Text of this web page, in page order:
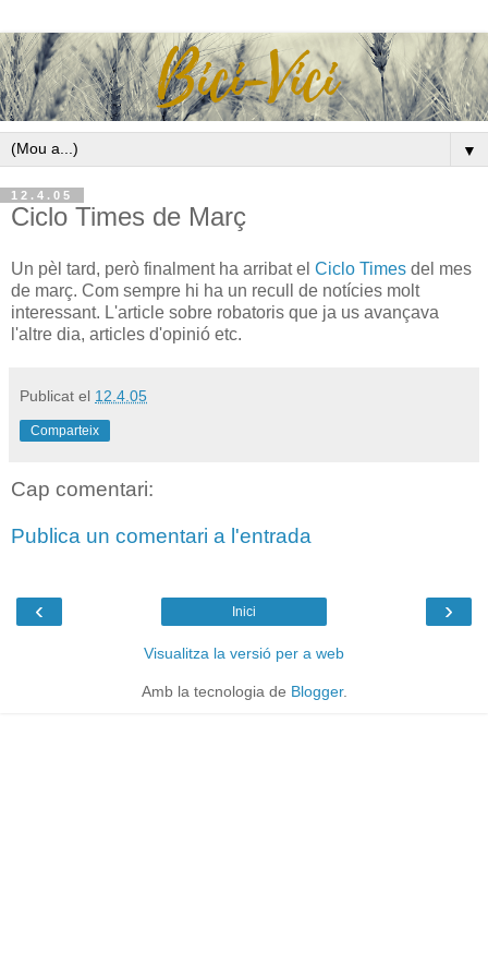
▼
12.4.05
Ciclo Times de Març
Un pèl tard, però finalment ha arribat el Ciclo Times del mes
de març. Com sempre hi ha un recull de notícies molt
interessant. L'article sobre robatoris que ja us avançava
l'altre dia, articles d'opinió etc.
Publicat el 12.4.05
Comparteix
Cap comentari:
Publica un comentari a l'entrada
‹ ›
Inici
Visualitza la versió per a web
Amb la tecnologia de Blogger.